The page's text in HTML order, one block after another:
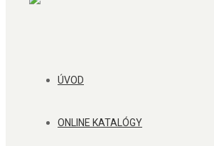
ÚVOD
ONLINE KATALÓGY